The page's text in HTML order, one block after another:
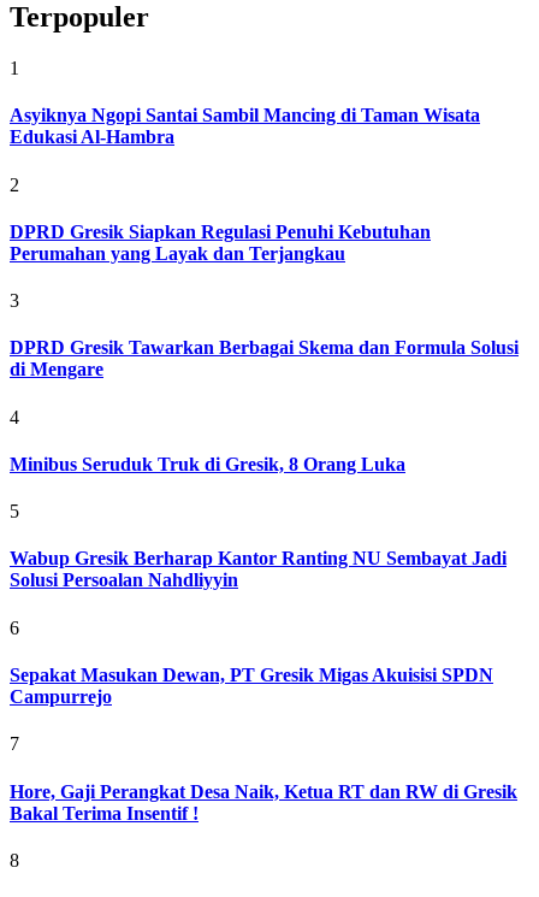
Terpopuler
1
Asyiknya Ngopi Santai Sambil Mancing di Taman Wisata
Edukasi Al-Hambra
2
DPRD Gresik Siapkan Regulasi Penuhi Kebutuhan
Perumahan yang Layak dan Terjangkau
3
DPRD Gresik Tawarkan Berbagai Skema dan Formula Solusi
di Mengare
4
Minibus Seruduk Truk di Gresik, 8 Orang Luka
5
Wabup Gresik Berharap Kantor Ranting NU Sembayat Jadi
Solusi Persoalan Nahdliyyin
6
Sepakat Masukan Dewan, PT Gresik Migas Akuisisi SPDN
Campurrejo
7
Hore, Gaji Perangkat Desa Naik, Ketua RT dan RW di Gresik
Bakal Terima Insentif !
8